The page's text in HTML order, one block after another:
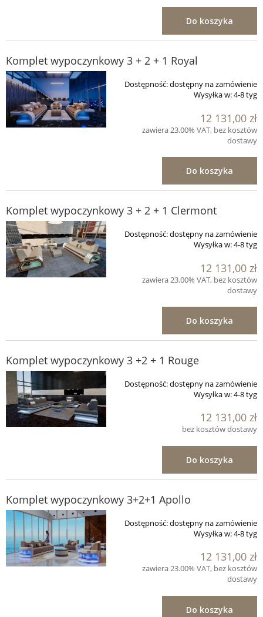
Do koszyka
Komplet wypoczynkowy 3 + 2 + 1 Royal
Dostępność:dostępny na zamówienie
Wysyłka w:4-8 tyg
12 131,00 zł
zawiera 23.00% VAT, bez kosztów
dostawy
Do koszyka
Komplet wypoczynkowy 3 + 2 + 1 Clermont
Dostępność:dostępny na zamówienie
Wysyłka w:4-8 tyg
12 131,00 zł
zawiera 23.00% VAT, bez kosztów
dostawy
Do koszyka
Komplet wypoczynkowy 3 +2 + 1 Rouge
Dostępność:dostępny na zamówienie
Wysyłka w:4-8 tyg
12 131,00 zł
bez kosztów dostawy
Do koszyka
Komplet wypoczynkowy 3+2+1 Apollo
Dostępność:dostępny na zamówienie
Wysyłka w:4-8 tyg
12 131,00 zł
zawiera 23.00% VAT, bez kosztów
dostawy
Do koszyka